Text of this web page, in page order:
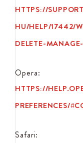
HTTPS://
HU/HELP/17442/
DELETE-
Opera:
HTTPS://
PREFERENCES/
Safari: